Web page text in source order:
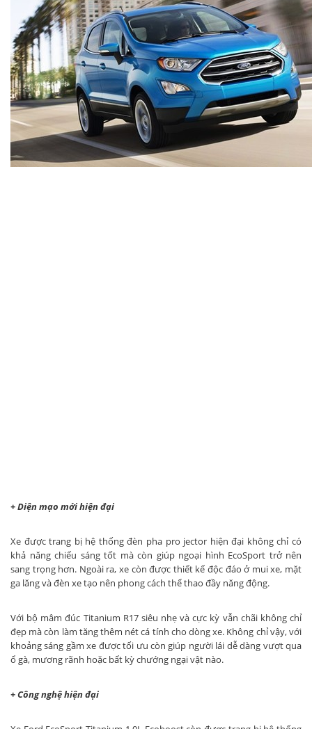
+ Diện mạo mới hiện đại
Xe được trang bị hệ thống đèn pha pro jector hiện đại không chỉ có
khả năng chiếu sáng tốt mà còn giúp ngoại hình EcoSport trở nên
sang trọng hơn. Ngoài ra, xe còn được thiết kế độc đáo ở mui xe, mặt
ga lăng và đèn xe tạo nên phong cách thể thao đầy năng động.
Với bộ mâm đúc Titanium R17 siêu nhẹ và cực kỳ vẫn chãi không chỉ
đẹp mà còn làm tăng thêm nét cá tính cho dòng xe. Không chỉ vậy, với
khoảng sáng gầm xe được tối ưu còn giúp người lái dễ dàng vượt qua
ổ gà, mương rãnh hoặc bất kỳ chướng ngại vật nào.
+ Công nghệ hiện đại